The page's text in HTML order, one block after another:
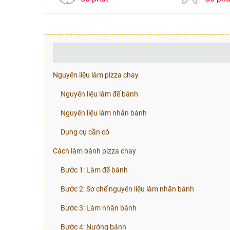
Nguyên liệu làm pizza chay
Nguyên liệu làm đế bánh
Nguyên liệu làm nhân bánh
Dụng cụ cần có
Cách làm bánh pizza chay
Bước 1: Làm đế bánh
Bước 2: Sơ chế nguyên liệu làm nhân bánh
Bước 3: Làm nhân bánh
Bước 4: Nướng bánh